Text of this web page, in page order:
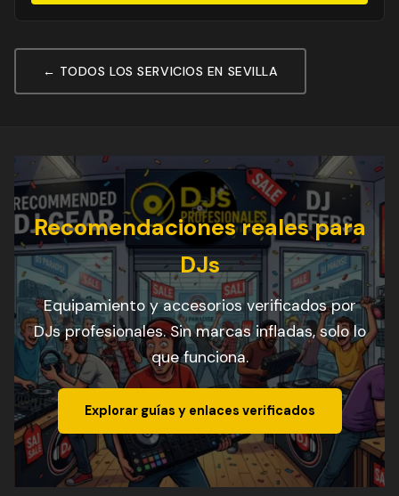
← TODOS LOS SERVICIOS EN SEVILLA
Recomendaciones reales para
DJs
Equipamiento y accesorios verificados por
DJs profesionales. Sin marcas infladas, solo lo
que funciona.
Explorar guías y enlaces verificados